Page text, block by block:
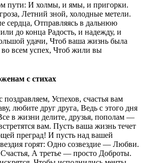
пути: И холмы, и ямы, и пригорки.
Летний зной, холодные метели.
сердца, Отправляясь в дальнюю
до конца Радость, и надежду, и
удачи, Чтоб ваша жизнь была
во всем успех, Чтоб жили вы
с стихах
Успехов, счастья вам
любите друг друга, Ведь с этого дня
в жизни делите, друзья, пополам —
вам. Пусть ваша жизнь течет
преград! И пусть над вашей
горят: Одно созвездие — Любви.
А третье — просто Доброты.